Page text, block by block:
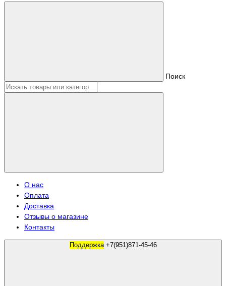
Поиск
О нас
Оплата
Доставка
Отзывы о магазине
Контакты
Поддержка +7(951)871-45-46